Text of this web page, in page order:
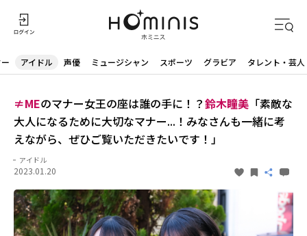
アイドル 声優 ミュージシャン スポーツ グラビア タレント・芸人
≠MEのマナー女王の座は誰の手に！？鈴木瞳美 「素敵な
大人になるために大切なマナー...！みなさんも一緒に考
えながら、ぜひご覧いただきたいです！」
アイドル
2023.01.20